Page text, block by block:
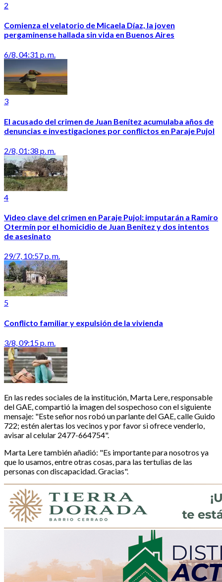
2
Comienza el velatorio de Micaela Díaz, la joven
pergaminense hallada sin vida en Buenos Aires
6/8, 04:31 p. m.
3
El acusado del crimen de Juan Benítez acumulaba años de
denuncias e investigaciones por conflictos en Paraje Pujol
2/8, 01:38 p. m.
4
Video clave del crimen en Paraje Pujol: imputarán a Ramiro
Otermín por el homicidio de Juan Benítez y dos intentos
de asesinato
29/7, 10:57 p. m.
5
Conflicto familiar y expulsión de la vivienda
3/8, 09:15 p. m.
En las redes sociales de la institución, Marta Lere, responsable
del GAE, compartió la imagen del sospechoso con el siguiente
mensaje: "Este señor nos robó un parlante del GAE, calle Guido
722; estén alertas los vecinos y por favor si ofrece venderlo,
avisar al celular 2477-664754".
Marta Lere también añadió: "Es importante para nosotros ya
que lo usamos, entre otras cosas, para las tertulias de las
personas con discapacidad. Gracias".